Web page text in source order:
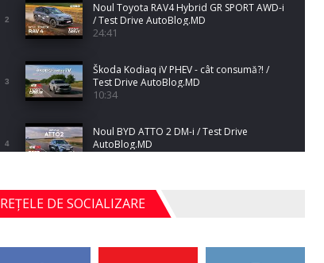
2
Noul Toyota RAV4 Hybrid GR SPORT AWD-i
/ Test Drive AutoBlog.MD
24:41
3
Škoda Kodiaq iV PHEV - cât consumă?! /
Test Drive AutoBlog.MD
10:34
4
Noul BYD ATTO 2 DM-i / Test Drive
AutoBlog.MD
5
Noul Mercedes-Benz S-Class facelift (S 580
4MATIC V223) / Test Drive AutoBlog.MD
27:33
REȚELE DE SOCIALIZARE